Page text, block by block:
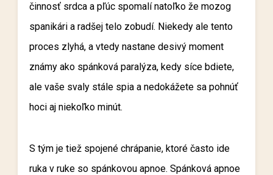
činnosť srdca a pľúc spomalí natoľko že mozog
spanikári a radšej telo zobudí. Niekedy ale tento
proces zlyhá, a vtedy nastane desivý moment
známy ako spánková paralýza, kedy síce bdiete,
ale vaše svaly stále spia a nedokážete sa pohnúť
hoci aj niekoľko minút.
S tým je tiež spojené chrápanie, ktoré často ide
ruka v ruke so spánkovou apnoe. Spánková apnoe